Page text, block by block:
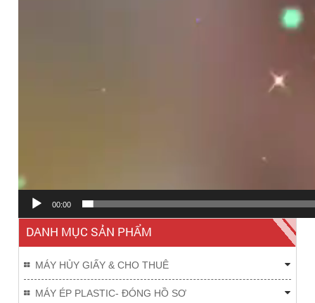
00:00
DANH MỤC SẢN PHẨM
MÁY HỦY GIẤY & CHO THUÊ
MÁY ÉP PLASTIC- ĐÓNG HỒ SƠ